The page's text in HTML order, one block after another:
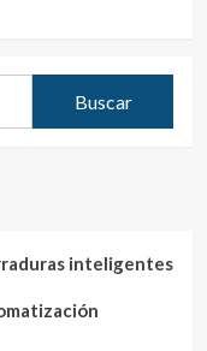
inteligentes